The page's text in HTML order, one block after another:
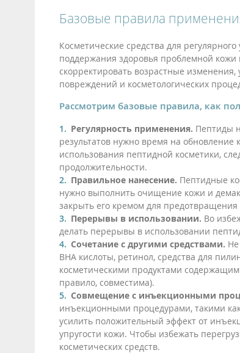
Базовые правила
Косметические средства для
поддержания здоровья проблемной
скорректировать возрастные
повреждений и косметологических
Рассмотрим базовые правила, как
Регулярность применения. Пептиды
результатов нужно время на
использования пептидной косметики,
продолжительности.
Правильное нанесение. Пептидные
нужно выполнить очищение кожи и
закрыть его кремом для
Перерывы в использовании. Во
делать перерывы в использовании
Сочетание с другими средствами.
BHA кислоты, ретинол, средства для
косметическими продуктами
правило, совместима).
Совмещение с инъекционными
инъекционными процедурами, такими
усилить положительный эффект от
упругости кожи. Чтобы избежать
косметических средств.